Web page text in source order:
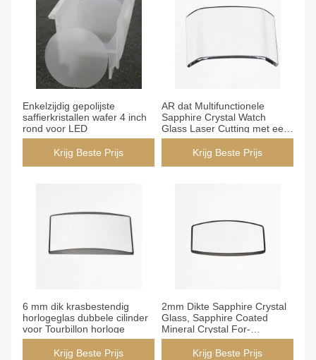
Enkelzijdig gepolijste
saffierkristallen wafer 4 inch
rond voor LED
Krijg Beste Prijs
AR dat Multifunctionele
Sapphire Crystal Watch
Glass Laser Cutting met een
laag bedekt
Krijg Beste Prijs
6 mm dik krasbestendig
horlogeglas dubbele cilinder
voor Tourbillon horloge
Krijg Beste Prijs
2mm Dikte Sapphire Crystal
Glass, Sapphire Coated
Mineral Crystal For-
Kwartshorloges
Krijg Beste Prijs